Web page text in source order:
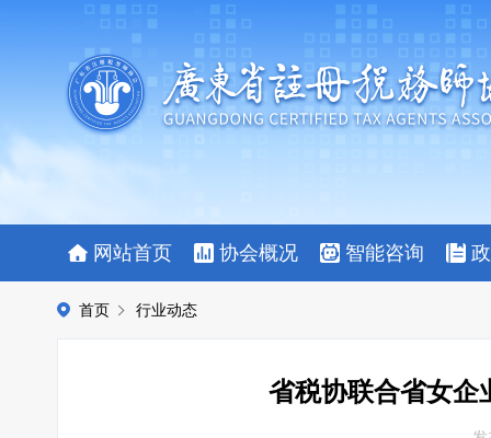
网站首页 协会概况 智能咨询
首页 行业动态
省税协联合省女企